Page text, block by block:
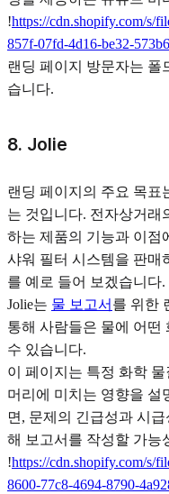
!https://cdn.shopify.com/s/
857f-07fd-4d16-be32-
랜딩 페이지 방문자는 폴
습니다.
8. Jolie
랜딩 페이지의 주요 목표
는 것입니다. 전자상거래
하는 제품의 기능과 이점
샤워 필터 시스템을 판매
를 예로 들어 보겠습니다.
Jolie는 물 보고서 를 위한
통해 사람들은 물에 어떤
수 있습니다.
이 페이지는 특정 화학
머리에 미치는 영향을 설
면, 문제의 긴급성과 시
해 보고서를 작성할 가능
!https://cdn.shopify.com/s/
8600-77c8-4694-8790-